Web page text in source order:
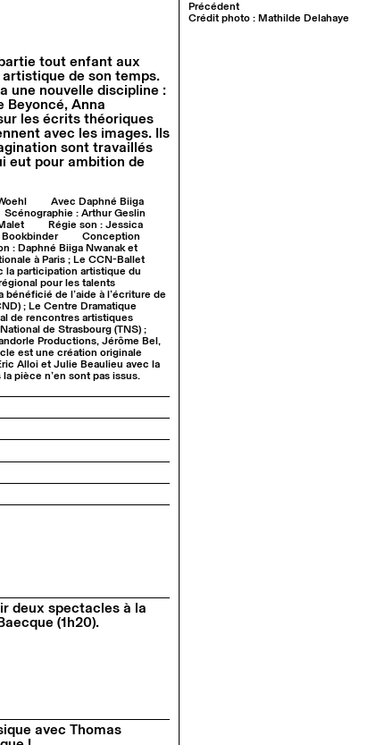
tout enfant aux
artistique de son temps.
une nouvelle discipline :
Beyoncé, Anna
les écrits théoriques
avec les images. Ils
sont travaillés
eut pour ambition de
Avec Daphné Biiga
Scénographie : Arthur Geslin
Régie son : Jessica
Conception
: Daphné Biiga Nwanak et
à Paris ; Le CCN-Ballet
la participation artistique du
pour les talents
de l’aide à l’écriture de
; Le Centre Dramatique
de rencontres artistiques
de Strasbourg (TNS) ;
Productions, Jérôme Bel,
est une création originale
Alloi et Julie Beaulieu avec la
pièce n’en sont pas issus.
deux spectacles à la
(1h20).
avec Thomas
Précédent
Crédit photo : Mathilde Delahaye